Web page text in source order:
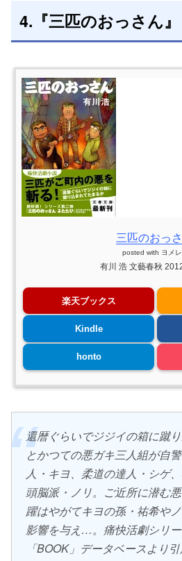
4.『三匹のおっさん』
三匹のおっ
posted with ヨメ
有川 浩 文藝春秋
楽天ブックス
Kindle
honto
還暦ぐらいでジジイの箱に蹴り
とかつての悪ガキ三人組が自
人・キヨ、柔道の達人・シゲ
頭脳派・ノリ。ご近所に潜む
躍はやがてキヨの孫・祐希や
影響を与え…。痛快活劇シリー
「BOOK」データベースより